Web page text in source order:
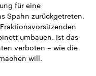
für eine
Spahn zurückgetreten.
umbauen. Ist das
verboten – wie die
will.